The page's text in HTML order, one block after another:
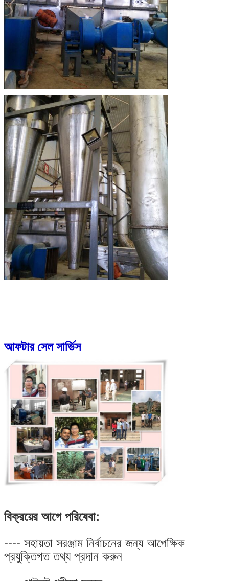
আফটার সেল সার্ভিস
বিক্রয়ের আগে পরিষেবা:
---- সহায়তা সরঞ্জাম নির্বাচনের জন্য আপেক্ষিক
প্রযুক্তিগত তথ্য প্রদান করুন